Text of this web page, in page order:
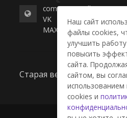
commerce-college.ru
VK
MAX
Старая версия сайта
Наш сайт
файлы cookies,
улучшить
повысить
сайта.
сайтом, вы
использованием
cookies и